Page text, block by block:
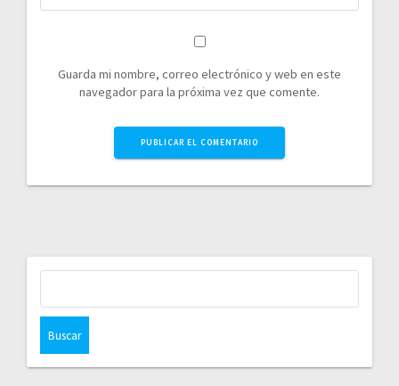
Guarda mi nombre, correo electrónico y web en este
navegador para la próxima vez que comente.